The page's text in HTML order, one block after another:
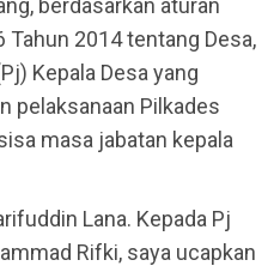
berdasarkan aturan
Tahun 2014 tentang Desa,
Kepala Desa yang
pelaksanaan Pilkades
masa jabatan kepala
Lana. Kepada Pj
Rifki, saya ucapkan